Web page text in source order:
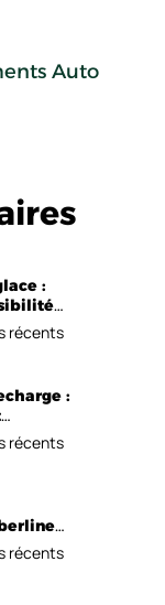
Auto
:
récents
:
récents
récents